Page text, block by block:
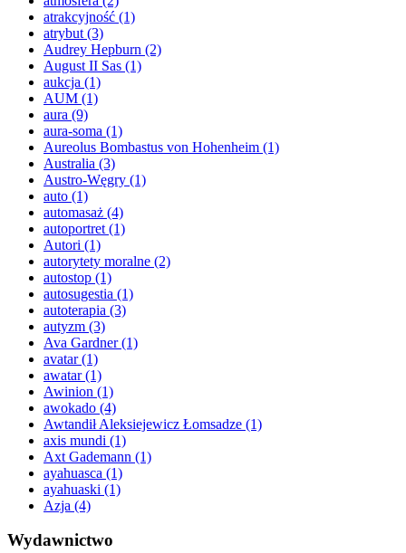
atrakcyjność (1)
atrybut (3)
Audrey Hepburn (2)
August II Sas (1)
aukcja (1)
AUM (1)
aura (9)
aura-soma (1)
Aureolus Bombastus von Hohenheim (1)
Australia (3)
Austro-Węgry (1)
auto (1)
automasaż (4)
autoportret (1)
Autori (1)
autorytety moralne (2)
autostop (1)
autosugestia (1)
autoterapia (3)
autyzm (3)
Ava Gardner(1)
avatar(1)
awatar(1)
Awinion (1)
awokado (4)
Awtandił Aleksiejewicz Łomsadze (1)
axis mundi (1)
Axt Gademann (1)
ayahuasca (1)
ayahuaski (1)
Azja (4)
Wydawnictwo